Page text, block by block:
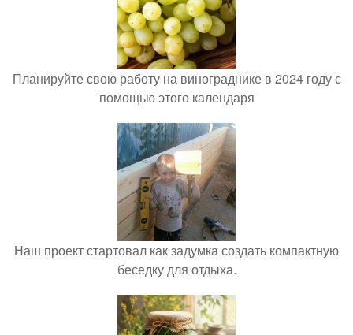
Планируйте свою работу на винограднике в 2024 году с
помощью этого календаря
Наш проект стартовал как задумка создать компактную
беседку для отдыха.